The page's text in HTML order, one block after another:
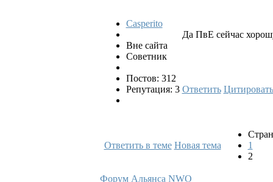
Casperito
Вне сайта
Советник
Постов: 312
Репутация: 3
Да ПвЕ сейчас
Ответить Цитировать
Ответить в теме Новая тема
1
2
Форум Альянса NWO